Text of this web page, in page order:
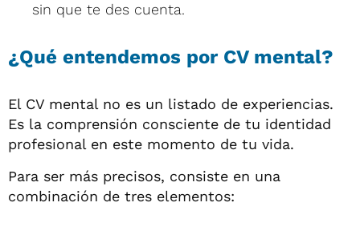
sin que te des cuenta.
¿Qué entendemos por CV mental?
El CV mental no es un listado de experiencias.
Es la comprensión consciente de tu identidad
profesional en este momento de tu vida.
Para ser más precisos, consiste en una
combinación de tres elementos: